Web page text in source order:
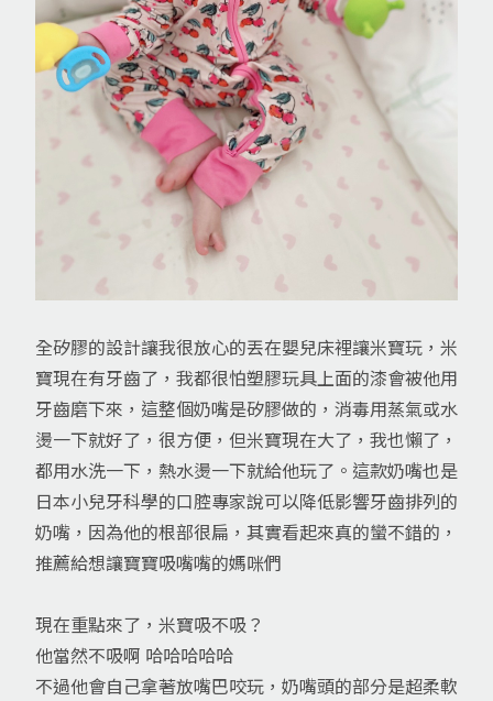
全矽膠的設計讓我很放心的丟在嬰兒床裡讓米寶玩，米
寶現在有牙齒了，我都很怕塑膠玩具上面的漆會被他用
牙齒磨下來，這整個奶嘴是矽膠做的，消毒用蒸氣或水
燙一下就好了，很方便，但米寶現在大了，我也懶了，
都用水洗一下，熱水燙一下就給他玩了。這款奶嘴也是
日本小兒牙科學的口腔專家說可以降低影響牙齒排列的
奶嘴，因為他的根部很扁，其實看起來真的蠻不錯的，
推薦給想讓寶寶吸嘴嘴的媽咪們
現在重點來了，米寶吸不吸？
他當然不吸啊 哈哈哈哈哈
不過他會自己拿著放嘴巴咬玩，奶嘴頭的部分是超柔軟